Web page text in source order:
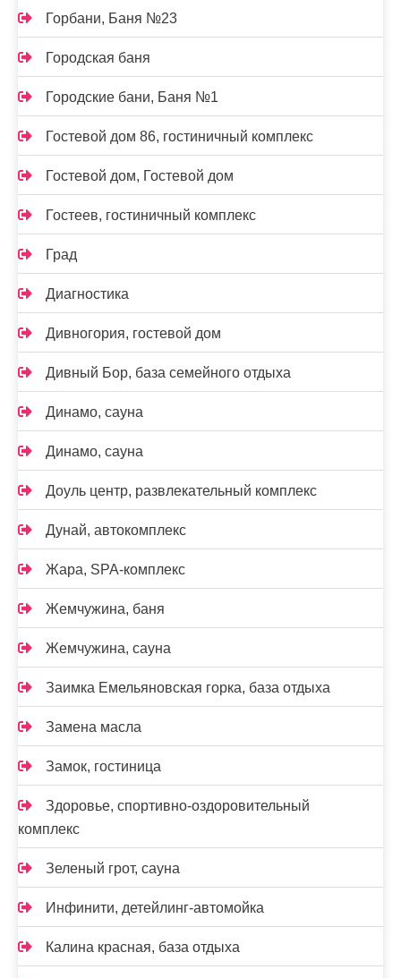
Горбани, Баня №23
Городская баня
Городские бани, Баня №1
Гостевой дом 86, гостиничный комплекс
Гостевой дом, Гостевой дом
Гостеев, гостиничный комплекс
Град
Диагностика
Дивногория, гостевой дом
Дивный Бор, база семейного отдыха
Динамо, сауна
Динамо, сауна
Доуль центр, развлекательный комплекс
Дунай, автокомплекс
Жара, SPA-комплекс
Жемчужина, баня
Жемчужина, сауна
Заимка Емельяновская горка, база отдыха
Замена масла
Замок, гостиница
Здоровье, спортивно-оздоровительный
комплекс
Зеленый грот, сауна
Инфинити, детейлинг-автомойка
Калина красная, база отдыха